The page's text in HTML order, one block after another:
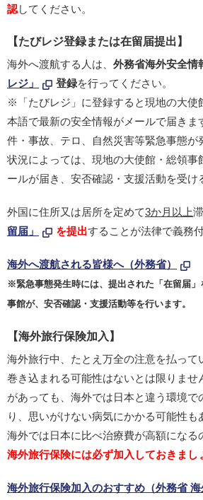
認してください。
【たびレジ登録または在留届提出】
海外へ渡航する人は、 外務省海外安全情
レジ」
登録を行ってください。
※「たびレジ」に登録すると現地の大使
本語で最新の安全情報がメールで届きま
件・事故、テロ、自然災害等緊急事態が
状況によっては、現地の大使館・総領事
ールが届き、安否確認・支援活動を受け
外国に住所又は居所を定めて3か月以上
留届」
を提出することが法律で義務
海外へ渡航される皆様へ（外務省）
※緊急事態発生時には、提出された「在留届
事館が、安否確認・支援活動等を行います。
【海外旅行保険加入】
海外旅行中、たとえ万全の注意を払って
巻き込まれる可能性はないとは限りませ
があっても、海外では日本と違う環境で
り、思いがけない病気にかかる可能性も
海外では日本に比べ治療費が高額になる
海外旅行保険には必ず加入しておきまし
海外旅行保険加入のおすすめ（外務省